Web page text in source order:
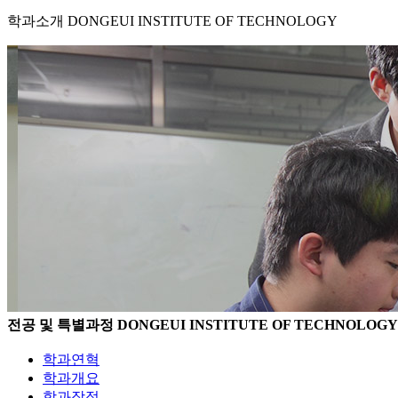
학과소개 DONGEUI INSTITUTE OF TECHNOLOGY
전공 및 특별과정 DONGEUI INSTITUTE OF TECHNOLOGY
학과연혁
학과개요